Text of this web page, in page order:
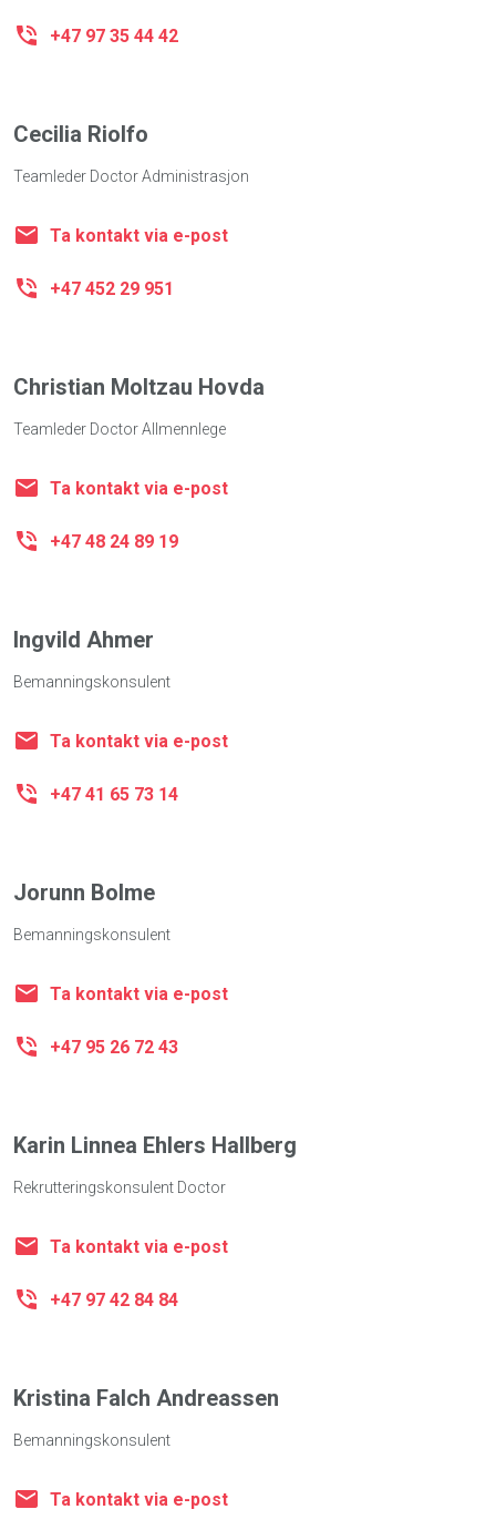
+47 97 35 44 42
Cecilia Riolfo
Teamleder Doctor Administrasjon
Ta kontakt via e-post
+47 452 29 951
Christian Moltzau Hovda
Teamleder Doctor Allmennlege
Ta kontakt via e-post
+47 48 24 89 19
Ingvild Ahmer
Bemanningskonsulent
Ta kontakt via e-post
+47 41 65 73 14
Jorunn Bolme
Bemanningskonsulent
Ta kontakt via e-post
+47 95 26 72 43
Karin Linnea Ehlers Hallberg
Rekrutteringskonsulent Doctor
Ta kontakt via e-post
+47 97 42 84 84
Kristina Falch Andreassen
Bemanningskonsulent
Ta kontakt via e-post